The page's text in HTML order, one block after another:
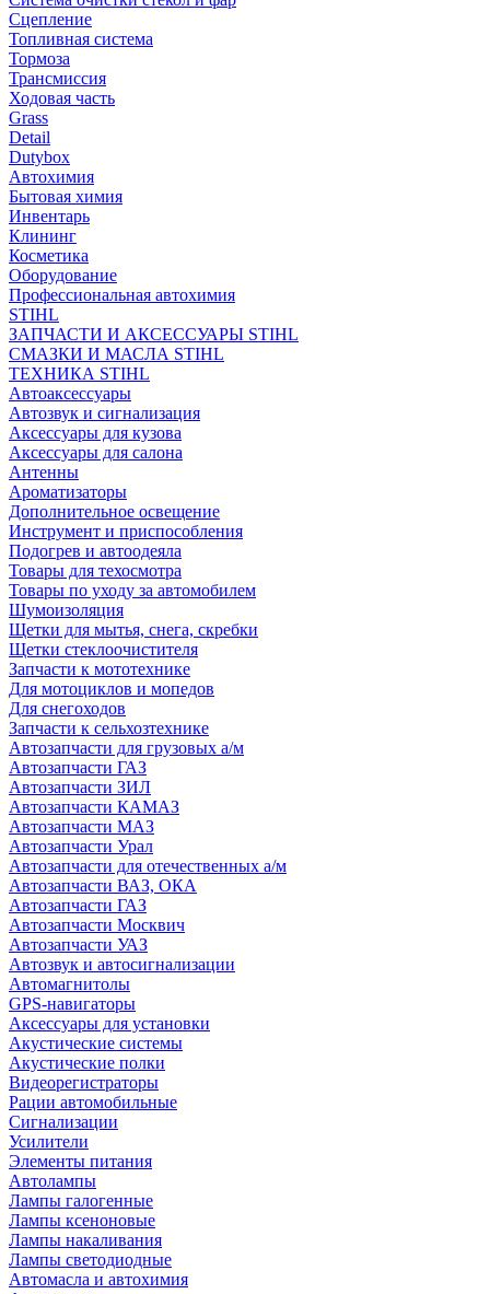
Сцепление
Топливная система
Тормоза
Трансмиссия
Ходовая часть
Grass
Detail
Dutybox
Автохимия
Бытовая химия
Инвентарь
Клининг
Косметика
Оборудование
Профессиональная автохимия
STIHL
ЗАПЧАСТИ И АКСЕССУАРЫ STIHL
СМАЗКИ И МАСЛА STIHL
ТЕХНИКА STIHL
Автоаксессуары
Автозвук и сигнализация
Аксессуары для кузова
Аксессуары для салона
Антенны
Ароматизаторы
Дополнительное освещение
Инструмент и приспособления
Подогрев и автоодеяла
Товары для техосмотра
Товары по уходу за автомобилем
Шумоизоляция
Щетки для мытья, снега, скребки
Щетки стеклоочистителя
Запчасти к мототехнике
Для мотоциклов и мопедов
Для снегоходов
Запчасти к сельхозтехнике
Автозапчасти для грузовых а/м
Автозапчасти ГАЗ
Автозапчасти ЗИЛ
Автозапчасти КАМАЗ
Автозапчасти МАЗ
Автозапчасти Урал
Автозапчасти для отечественных а/м
Автозапчасти ВАЗ, ОКА
Автозапчасти ГАЗ
Автозапчасти Москвич
Автозапчасти УАЗ
Автозвук и автосигнализации
Автомагнитолы
GPS-навигаторы
Аксессуары для установки
Акустические системы
Акустические полки
Видеорегистраторы
Рации автомобильные
Сигнализации
Усилители
Элементы питания
Автолампы
Лампы галогенные
Лампы ксеноновые
Лампы накаливания
Лампы светодиодные
Автомасла и автохимия